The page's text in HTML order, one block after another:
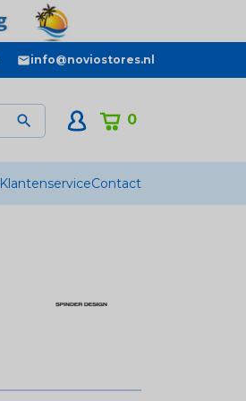
info@noviostores.nl
0

KlantenserviceContact